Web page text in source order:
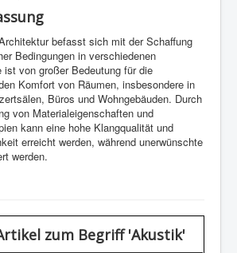
befasst sich mit der Schaffung
Bedingungen in verschiedenen
ist von großer Bedeutung für die
Komfort von Räumen, insbesondere in
Büros und Wohngebäuden. Durch
von Materialeigenschaften und
kann eine hohe Klangqualität und
erreicht werden, während unerwünschte
werden.
zum Begriff 'Akustik'